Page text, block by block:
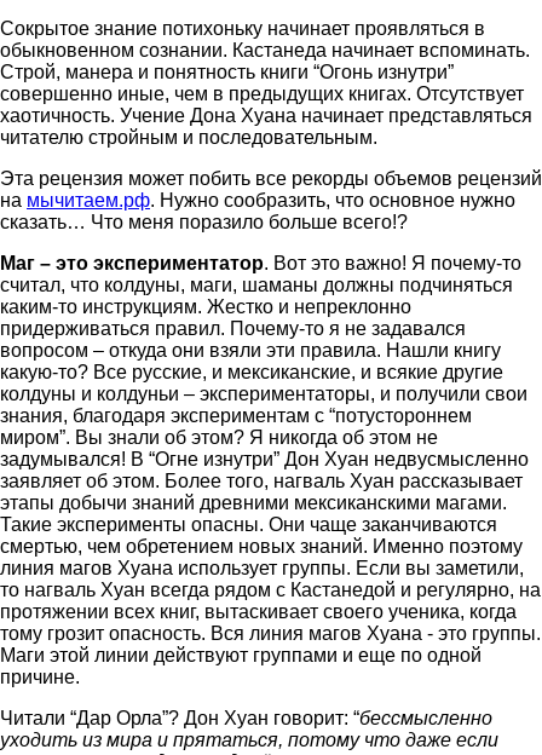
Сокрытое знание потихоньку начинает проявляться в
обыкновенном сознании. Кастанеда начинает вспоминать.
Строй, манера и понятность книги “Огонь изнутри”
совершенно иные, чем в предыдущих книгах. Отсутствует
хаотичность. Учение Дона Хуана начинает представляться
читателю стройным и последовательным.
Эта рецензия может побить все рекорды объемов рецензий
на мычитаем.рф. Нужно сообразить, что основное нужно
сказать… Что меня поразило больше всего!?
Маг – это экспериментатор. Вот это важно! Я почему-то
считал, что колдуны, маги, шаманы должны подчиняться
каким-то инструкциям. Жестко и непреклонно
придерживаться правил. Почему-то я не задавался
вопросом – откуда они взяли эти правила. Нашли книгу
какую-то? Все русские, и мексиканские, и всякие другие
колдуны и колдуньи – экспериментаторы, и получили свои
знания, благодаря экспериментам с “потустороннем
миром”. Вы знали об этом? Я никогда об этом не
задумывался! В “Огне изнутри” Дон Хуан недвусмысленно
заявляет об этом. Более того, нагваль Хуан рассказывает
этапы добычи знаний древними мексиканскими магами.
Такие эксперименты опасны. Они чаще заканчиваются
смертью, чем обретением новых знаний. Именно поэтому
линия магов Хуана использует группы. Если вы заметили,
то нагваль Хуан всегда рядом с Кастанедой и регулярно, на
протяжении всех книг, вытаскивает своего ученика, когда
тому грозит опасность. Вся линия магов Хуана - это группы.
Маги этой линии действуют группами и еще по одной
причине.
Читали “Дар Орла”? Дон Хуан говорит: “бессмысленно
уходить из мира и прятаться, потому что даже если